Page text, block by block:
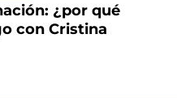
¿por qué
con Cristina